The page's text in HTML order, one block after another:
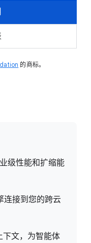
的商标。
级性能和扩缩能
连接到您的跨云
下文，为智能体